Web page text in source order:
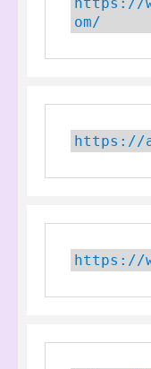
om/
https://
https://